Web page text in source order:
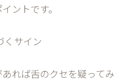
ントです。
サイン
れば舌のクセを疑ってみ